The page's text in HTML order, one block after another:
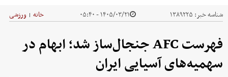
شناسه خبر: ۱۳۸۹۲۲۵ ۱۴۰۵/۰۳/۲۱ - ۰۵:۴۰ خانه | ورزشی
فهرست AFC جنجال‌ساز شد؛ ابهام در
سهمیه‌های آسیایی ایران